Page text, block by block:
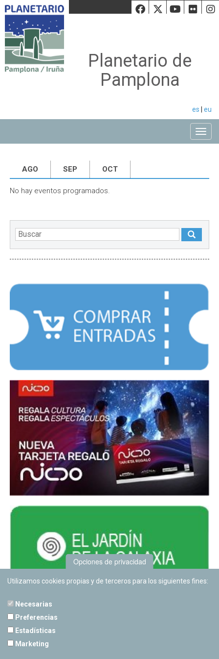
Facebook
Twiiter
Planetario de
Pamplona
es eu
AGO SEP OCT
No hay eventos programados.
Opciones de privacidad
Utilizamos cookies propias y de terceros para los siguientes fines:
Necesarias
Preferencias
Estadísticas
Marketing